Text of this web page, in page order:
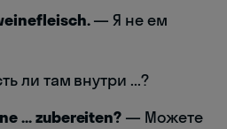
— Я не ем
ли там внутри ...?
... zubereiten? — Можете